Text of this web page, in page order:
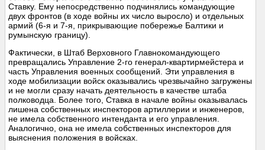
Ставку. Ему непосредственно подчинялись командующие
двух фронтов (в ходе войны их число выросло) и отдельных
армий (6-я и 7-я, прикрывающие побережье Балтики и
румынскую границу).
Фактически, в Штаб Верховного Главнокомандующего
превращались Управление 2-го генерал-квартирмейстера и
часть Управления военных сообщений. Эти управления в
ходе мобилизации войск оказывались чрезвычайно загружены
и не могли сразу начать деятельность в качестве штаба
полководца. Более того, Ставка в начале войны оказывалась
лишена собственных инспекторов артиллерии и инженеров,
не имела собственного интенданта и его управления.
Аналогично, она не имела собственных инспекторов для
выяснения положения в войсках.